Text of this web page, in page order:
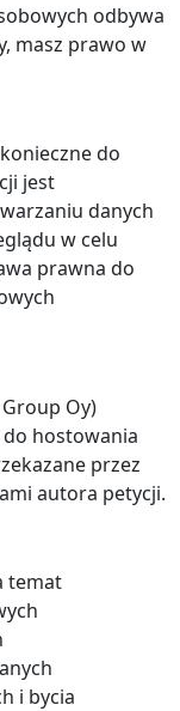
odbywa
masz prawo w
do
jest
danych
w celu
prawna do
Oy)
hostowania
przez
autora petycji.
temat
i bycia